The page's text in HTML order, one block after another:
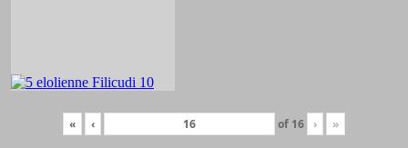
« ‹ of 16 › »